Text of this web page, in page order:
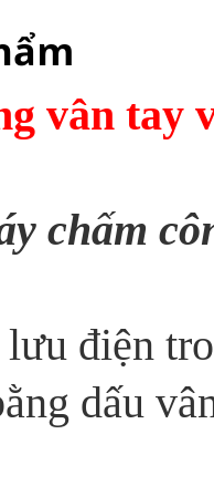
vân tay
chấm
điện
dấu